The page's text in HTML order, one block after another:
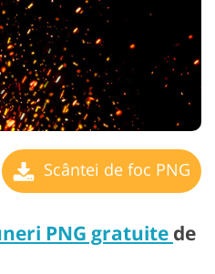
Scântei de foc PNG
PNG gratuite de